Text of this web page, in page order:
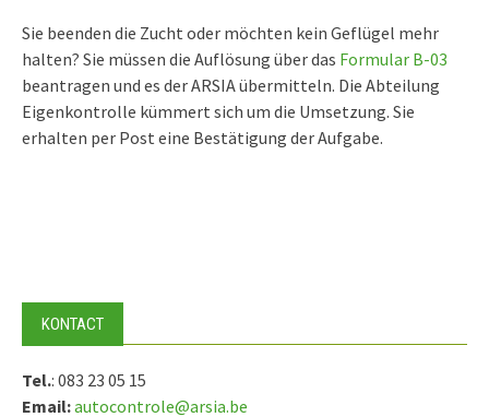
Sie beenden die Zucht oder möchten kein Geflügel mehr
halten? Sie müssen die Auflösung über das Formular B-03
beantragen und es der ARSIA übermitteln. Die Abteilung
Eigenkontrolle kümmert sich um die Umsetzung. Sie
erhalten per Post eine Bestätigung der Aufgabe.
KONTACT
Tel.: 083 23 05 15
Email:autocontrole@arsia.be